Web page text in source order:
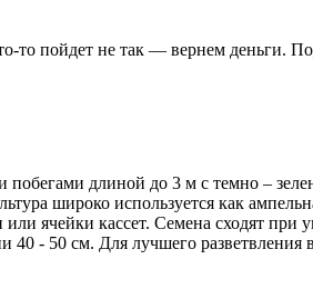
то пойдет не так — вернем деньги.
длиной до 3 м с темно –
широко используется как
ячейки кассет. Семена сходят
- 50 см. Для лучшего